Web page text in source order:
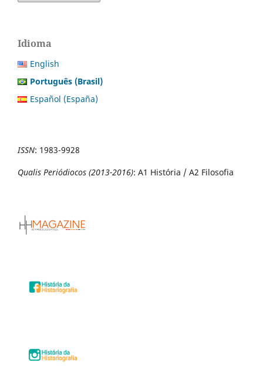
Idioma
English
Português (Brasil)
Español (España)
ISSN: 1983-9928
Qualis Periódiocos (2013-2016): A1 História / A2 Filosofia